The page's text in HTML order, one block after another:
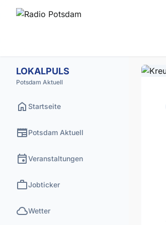
LOKALPULS
Potsdam Aktuell
home Startseite
newspaperPotsdam Aktuell
eventVeranstaltungen
workJobticker
cloudWetter